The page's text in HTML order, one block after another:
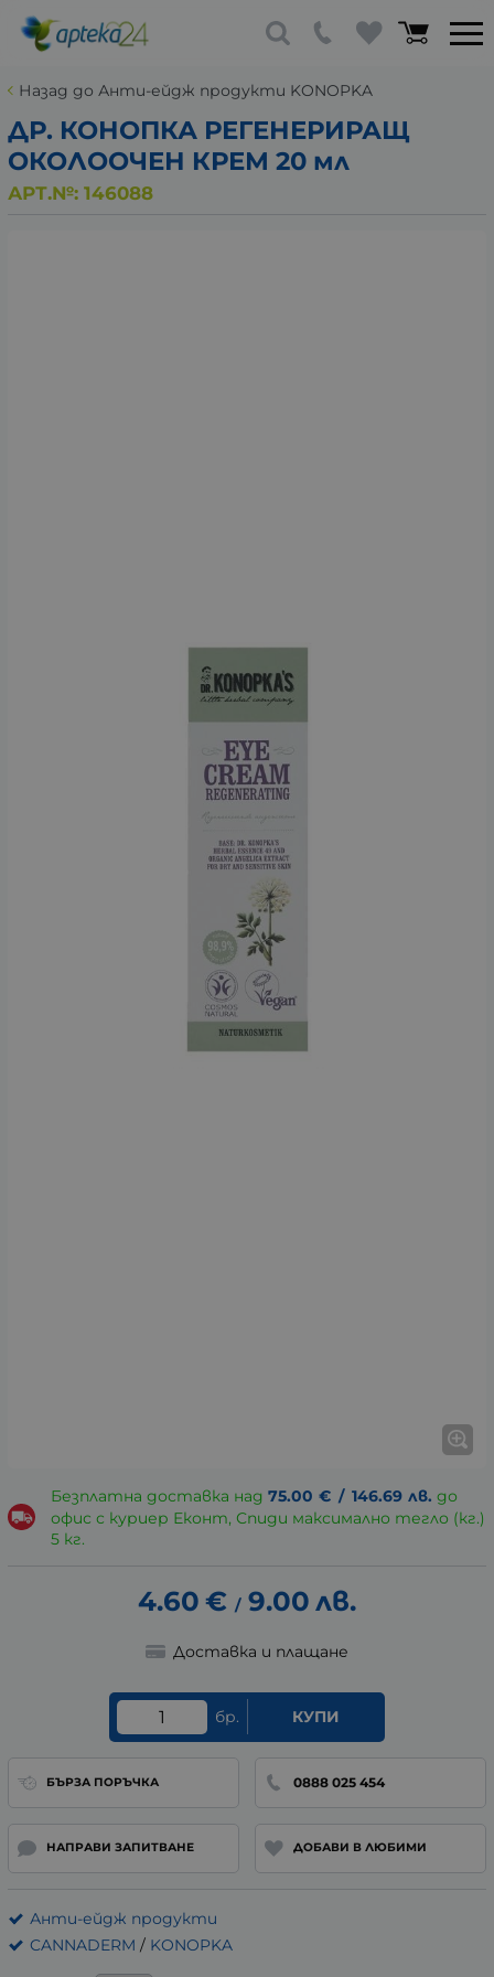
Назад до Анти-ейдж продукти KONOPKA
ДР. КОНОПКА РЕГЕНЕРИРАЩ
ОКОЛООЧЕН КРЕМ 20 мл
АРТ.№: 146088
Безплатна доставка над 75.00 € / 146.69 лв. до
офис с куриер Еконт, Спиди максимално тегло (кг.)
5 кг.
4.60 € / 9.00 лв.
Доставка и плащане
бр. КУПИ
БЪРЗА ПОРЪЧКА 0888 025 454
НАПРАВИ ЗАПИТВАНЕ ДОБАВИ В ЛЮБИМИ
Анти-ейдж продукти
CANNADERM / KONOPKA